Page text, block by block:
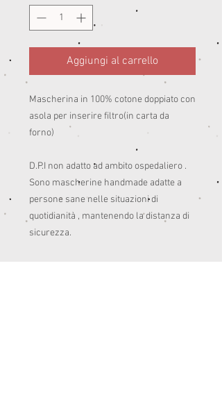
Aggiungi al carrello
Mascherina in 100% cotone doppiato con
asola per inserire filtro(in carta da
forno)
D.P.I non adatto ad ambito ospedaliero .
Sono mascherine handmade adatte a
persone sane nelle situazioni di
quotidianità , mantenendo la distanza di
sicurezza.